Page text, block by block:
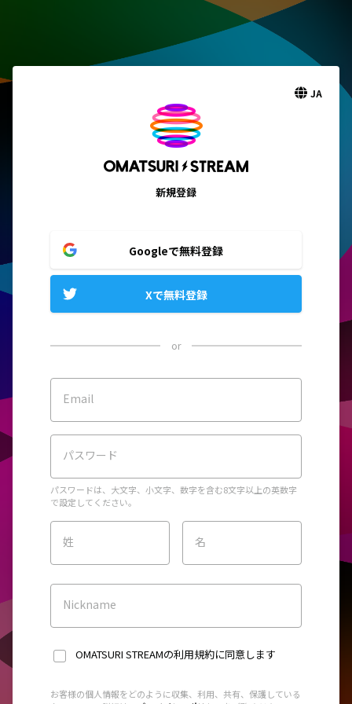
JA
新規登録
Googleで無料登録
Xで無料登録
or
Email
パスワード
パスワードは、大文字、小文字、数字を含む8文字以上の英数字
で設定してください。
姓 名
Nickname
OMATSURI STREAMの利用規約に同意します
お客様の個人情報をどのように収集、利用、共有、保護している